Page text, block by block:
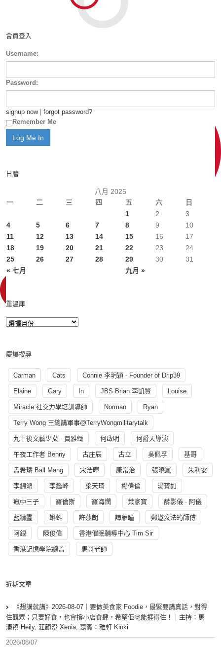
會員登入
Username:
Password:
signup now| forgot password?
Remember Me
日曆
八月 2025
一
二 三 四 五 六 日
« 七月 九月 »
1 2
3
4
5 6 7 8 9
10
11
12 13 14 15 16
17
18
19 20 21 22 23
24
25
26 27 28 29 30 31
重溫庫
慶爆搜尋
Carman Cats Connie 李玥穎 - Founder of Drip39
Elaine Gary In JBS Brian 李凱賢 Louise
Miracle 社交力學培訓導師 Norman Ryan
Terry Wong 王總講軍事@TerryWongmilitarytalk
九十後文藝少女 - 賈雅緻 何啟明 何爵天導演
午夜工作者 Benny 古庄辰 古立 吳佩孚 基哥
孟希璘 Ball Mang 宋浩暉 康常治 張曉嵐 朱利安
李錦鴻 李鑑峰 梁天琦 楊偉倫 湯寳如
瘋中三子 羅倫斯 羅海憫 葉家寶 薛影儀 - 阿儀
藍精靈 蝌蚪 許莎朗 譚雁瞳 鄭遨汶法筠師傅
阿銀 陳俊偉 香港催眠輔導中心 Tim Sir
香港記憶學院總監 馬哥老師
近期文章
《想講就講》2026-08-07｜要做美食家 Foodie，最緊要講真話，對得
住觀眾；只要好食，也會撐小店食肆，希望佢哋能捱得住！｜主持：馬
溱禧 Heily, 莊韻澄 Xenia, 嘉賓：雅軒 Kinki
2026/08/07